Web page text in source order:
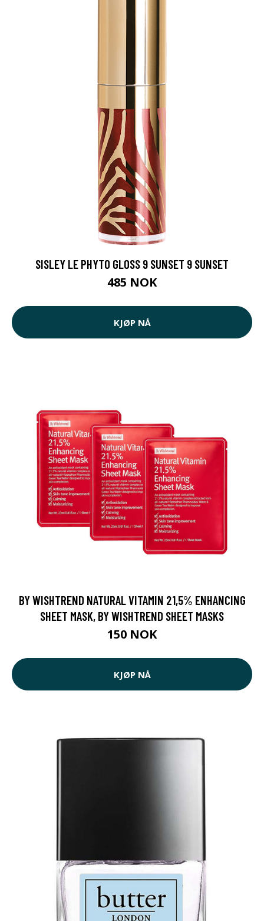
SISLEY LE PHYTO GLOSS 9 SUNSET 9 SUNSET
485 NOK
KJØP NÅ
BY WISHTREND NATURAL VITAMIN 21,5% ENHANCING
SHEET MASK, BY WISHTREND SHEET MASKS
150 NOK
KJØP NÅ